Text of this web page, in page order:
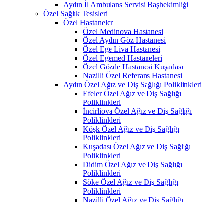
Aydın İl Ambulans Servisi Başhekimliği
Özel Sağlık Tesisleri
Özel Hastaneler
Özel Medinova Hastanesi
Özel Aydın Göz Hastanesi
Özel Ege Liva Hastanesi
Özel Egemed Hastaneleri
Özel Gözde Hastanesi Kuşadası
Nazilli Özel Referans Hastanesi
Aydın Özel Ağız ve Diş Sağlığı Poliklinkleri
Efeler Özel Ağız ve Diş Sağlığı
Poliklinkleri
İncirliova Özel Ağız ve Diş Sağlığı
Poliklinkleri
Köşk Özel Ağız ve Diş Sağlığı
Poliklinkleri
Kuşadası Özel Ağız ve Diş Sağlığı
Poliklinkleri
Didim Özel Ağız ve Diş Sağlığı
Poliklinkleri
Söke Özel Ağız ve Diş Sağlığı
Poliklinkleri
Nazilli Özel Ağız ve Diş Sağlığı